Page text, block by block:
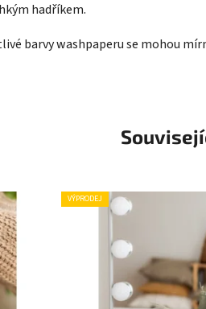
hadříkem.
barvy washpaperu se mohou
VÝPRODEJ